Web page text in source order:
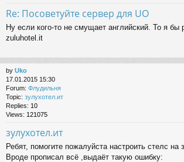
Re: Посоветуйте сервер для UO
Ну если кого-то не смущает английский. То я бы
zuluhotel.it
by Uko
17.01.2015 15:30
Forum: Флудильня
Topic: зулухотел.ит
Replies: 10
Views: 121075
зулухотел.ит
Ребят, помогите пожалуйста настроить стелс на
Вроде прописал всё ,выдаёт такую ошибку: